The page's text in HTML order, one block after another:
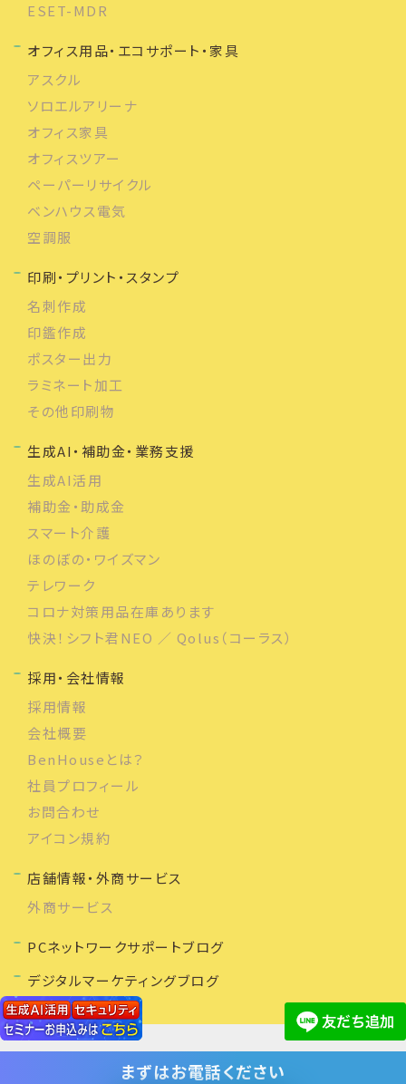
まずはお電話ください
ESET-MDR
オフィス用品・エコサポート・家具
アスクル
ソロエルアリーナ
オフィス家具
オフィスツアー
ペーパーリサイクル
ベンハウス電気
空調服
印刷・プリント・スタンプ
名刺作成
印鑑作成
ポスター出力
ラミネート加工
その他印刷物
生成AI・補助金・業務支援
生成AI活用
補助金・助成金
スマート介護
ほのぼの・ワイズマン
テレワーク
コロナ対策用品在庫あります
快決！シフト君NEO ／ Qolus（コーラス）
採用・会社情報
採用情報
会社概要
BenHouseとは？
社員プロフィール
お問合わせ
アイコン規約
店舗情報・外商サービス
外商サービス
PCネットワークサポートブログ
デジタルマーケティングブログ
(C) 2020 株式会社ベンハウス